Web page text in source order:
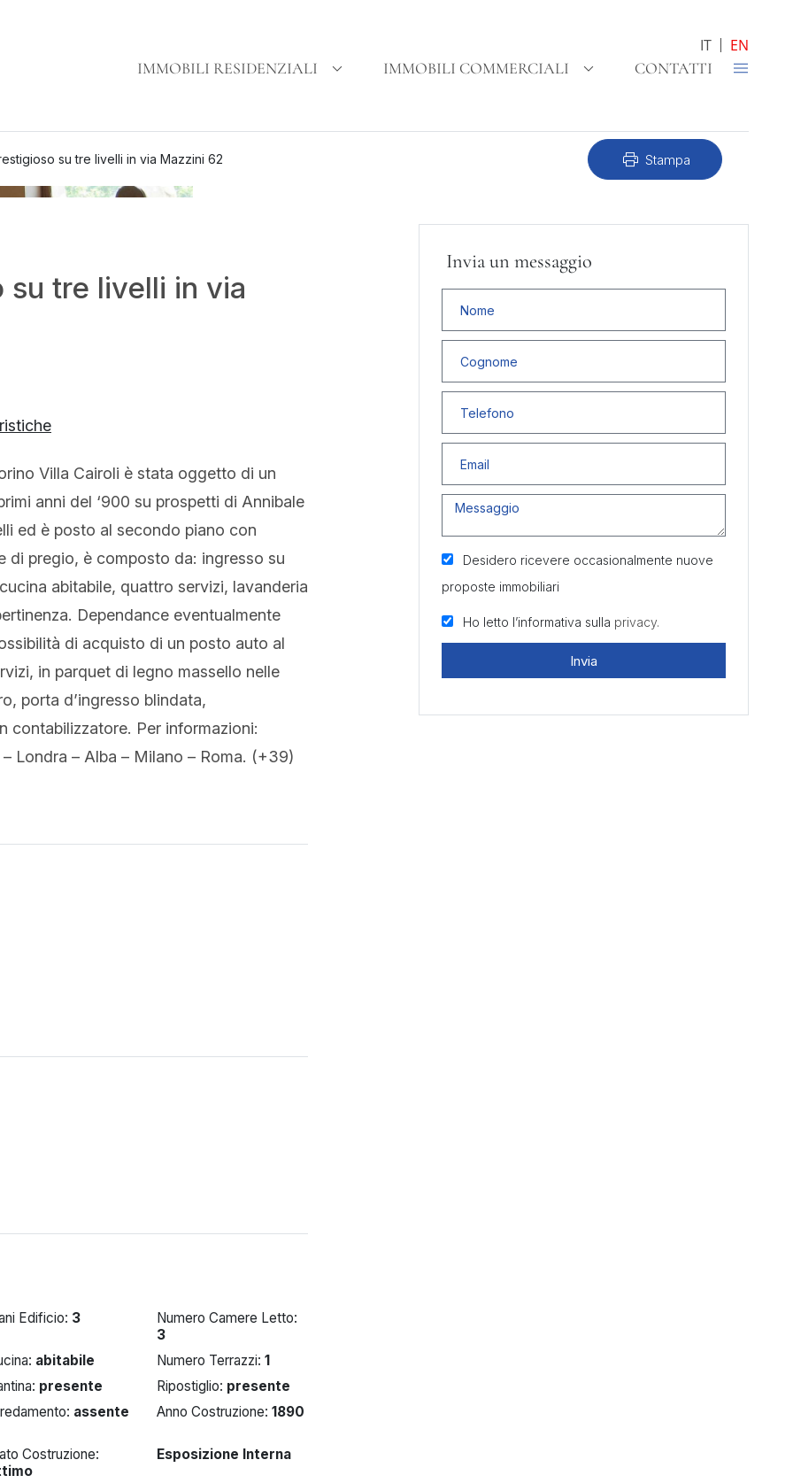
IT
EN
IMMOBILI RESIDENZIALI
IMMOBILI COMMERCIALI CONTATTI
print Stampa
su tre livelli in via Mazzini 62
tre livelli in via
Villa Cairoli è stata oggetto di un
anni del ‘900 su prospetti di Annibale
ed è posto al secondo piano con
di pregio, è composto da: ingresso su
abitabile, quattro servizi, lavanderia
Dependance eventualmente
di acquisto di un posto auto al
in parquet di legno massello nelle
porta d’ingresso blindata,
contabilizzatore. Per informazioni:
Londra – Alba – Milano – Roma. (+39)
Edificio: 3
Numero Camere Letto:
3
abitabile Numero Terrazzi: 1
presente Ripostiglio: presente
assente Anno Costruzione: 1890
Costruzione:
Esposizione Interna
Invia un messaggio
Desidero ricevere occasionalmente nuove
proposte immobiliari
Ho letto l’informativa sulla privacy.
Invia